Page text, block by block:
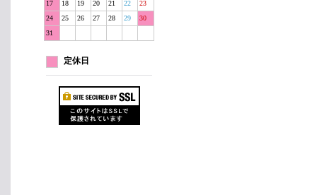
17 18 19 20 21 22
23
24
25 26 27 28 29
30
31
定休日